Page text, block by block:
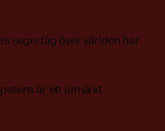
segertåg över världen har
är ett utmärkt